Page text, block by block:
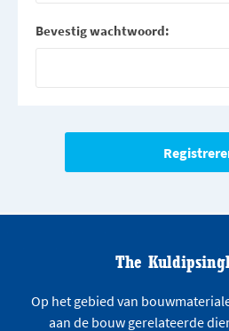
Bevestig wachtwoord:
The
Op het gebied van
aan de bouw gerelateerde